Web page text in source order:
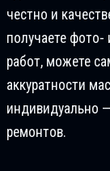
честно и
получаете
работ, можете
аккуратности
индивидуально
ремонтов.